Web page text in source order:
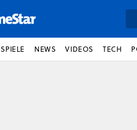
SPIELE NEWS VIDEOS TECH